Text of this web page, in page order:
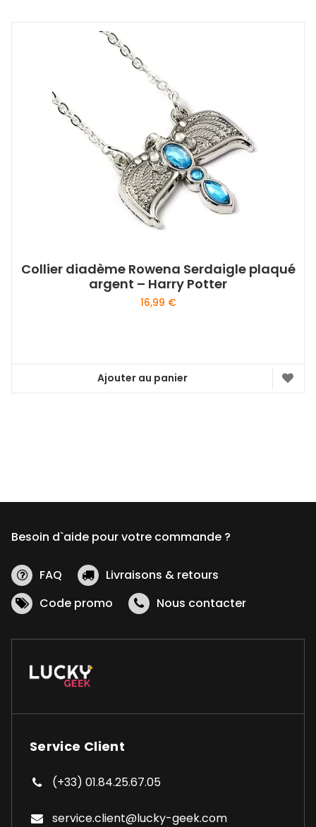
Collier diadème Rowena Serdaigle plaqué
argent – Harry Potter
16,99 €
Ajouter au panier
Besoin d`aide pour votre commande ?
FAQ
Livraisons & retours
Code promo
Nous contacter
Service Client
(+33) 01.84.25.67.05
service.client@lucky-geek.com